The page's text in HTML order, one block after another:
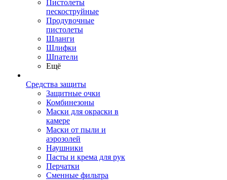
Пистолеты
пескоструйные
Продувочные
пистолеты
Шланги
Шлифки
Шпатели
Ещё
Средства защиты
Защитные очки
Комбинезоны
Маски для окраски в
камере
Маски от пыли и
аэрозолей
Наушники
Пасты и крема для рук
Перчатки
Сменные фильтра